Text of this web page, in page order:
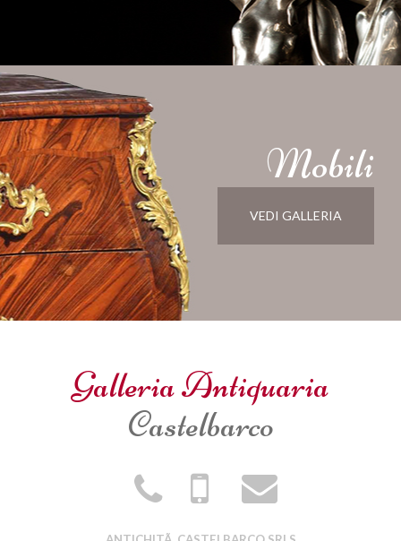
Mobili
VEDI GALLERIA
Galleria Antiquaria
Castelbarco